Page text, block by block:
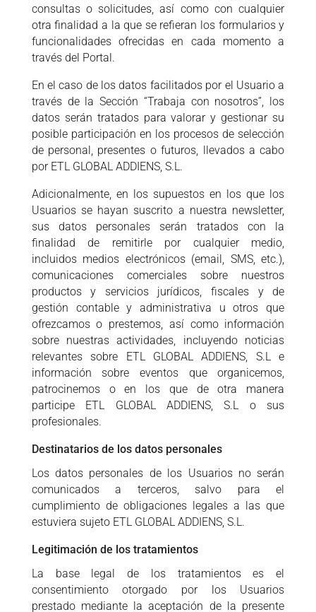
consultas o solicitudes, así como con cualquier
otra finalidad a la que se refieran los formularios y
funcionalidades ofrecidas en cada momento a
través del Portal.
En el caso de los datos facilitados por el Usuario a
través de la Sección “Trabaja con nosotros”, los
datos serán tratados para valorar y gestionar su
posible participación en los procesos de selección
de personal, presentes o futuros, llevados a cabo
por ETL GLOBAL ADDIENS, S.L.
Adicionalmente, en los supuestos en los que los
Usuarios se hayan suscrito a nuestra newsletter,
sus datos personales serán tratados con la
finalidad de remitirle por cualquier medio,
incluidos medios electrónicos (email, SMS, etc.),
comunicaciones comerciales sobre nuestros
productos y servicios jurídicos, fiscales y de
gestión contable y administrativa u otros que
ofrezcamos o prestemos, así como información
sobre nuestras actividades, incluyendo noticias
relevantes sobre ETL GLOBAL ADDIENS, S.L e
información sobre eventos que organicemos,
patrocinemos o en los que de otra manera
participe ETL GLOBAL ADDIENS, S.L o sus
profesionales.
Destinatarios de los datos personales
Los datos personales de los Usuarios no serán
comunicados a terceros, salvo para el
cumplimiento de obligaciones legales a las que
estuviera sujeto ETL GLOBAL ADDIENS, S.L.
Legitimación de los tratamientos
La base legal de los tratamientos es el
consentimiento otorgado por los Usuarios
prestado mediante la aceptación de la presente